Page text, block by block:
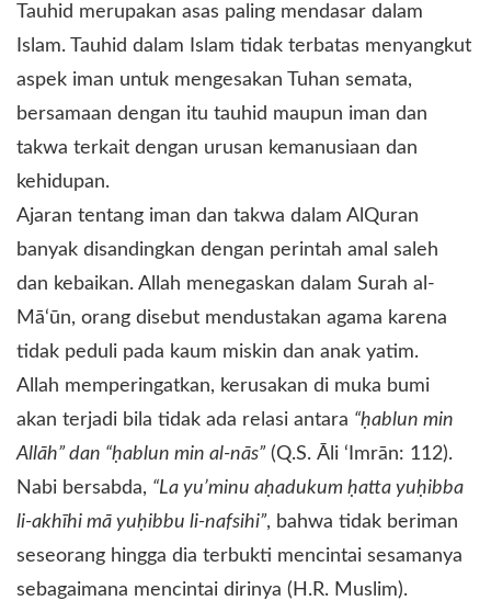
Tauhid merupakan asas paling mendasar dalam
Islam. Tauhid dalam Islam tidak terbatas menyangkut
aspek iman untuk mengesakan Tuhan semata,
bersamaan dengan itu tauhid maupun iman dan
takwa terkait dengan urusan kemanusiaan dan
kehidupan.
Ajaran tentang iman dan takwa dalam AlQuran
banyak disandingkan dengan perintah amal saleh
dan kebaikan. Allah menegaskan dalam Surah al-
Mā‘ūn, orang disebut mendustakan agama karena
tidak peduli pada kaum miskin dan anak yatim.
Allah memperingatkan, kerusakan di muka bumi
akan terjadi bila tidak ada relasi antara “ḥablun min
Allāh” dan “ḥablun min al-nās” (Q.S. Ᾱli ‘Imrān: 112).
Nabi bersabda, “La yu’minu aḥadukum ḥatta yuḥibba
li-akhīhi mā yuḥibbu li-nafsihi”, bahwa tidak beriman
seseorang hingga dia terbukti mencintai sesamanya
sebagaimana mencintai dirinya (H.R. Muslim).